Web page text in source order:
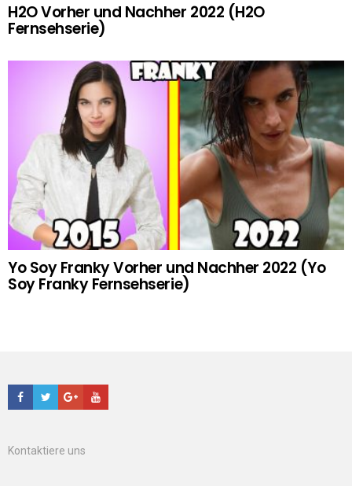
H2O Vorher und Nachher 2022 (H2O
Fernsehserie)
Yo Soy Franky Vorher und Nachher 2022 (Yo
Soy Franky Fernsehserie)
Facebook
TwitterGoogle+Youtube
Kontaktiere uns